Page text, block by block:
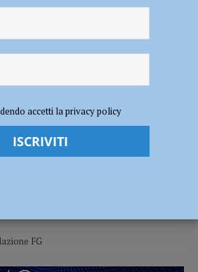
del centro, locale chiuso dalla questura
e cliente in un bar
FG
accetti la privacy policy